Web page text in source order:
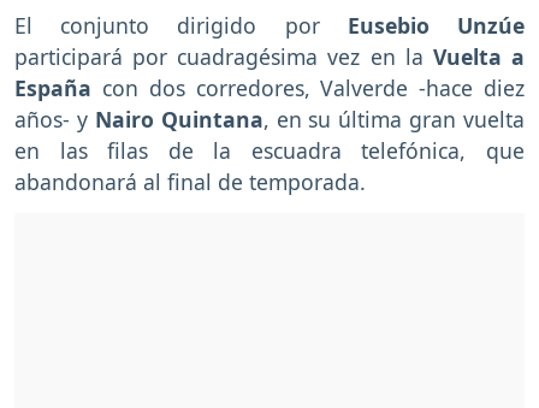
El conjunto dirigido por Eusebio Unzúe
participará por cuadragésima vez en la Vuelta a
España con dos corredores, Valverde -hace diez
años- y Nairo Quintana, en su última gran vuelta
en las filas de la escuadra telefónica, que
abandonará al final de temporada.